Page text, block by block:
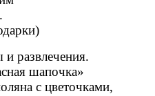
развлечения.
шапочка»
с цветочками,